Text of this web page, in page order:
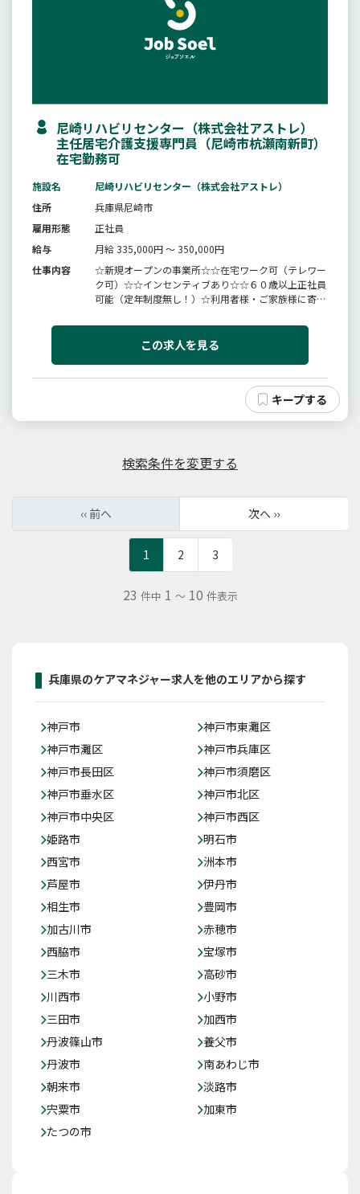
尼崎リハビリセンター（株式会社アストレ）
主任居宅介護支援専門員（尼崎市杭瀬南新町）
在宅勤務可
施設名
尼崎リハビリセンター（株式会社アストレ）
住所
兵庫県尼崎市
雇用形態
正社員
給与
月給 335,000円 ～ 350,000円
仕事内容
☆新規オープンの事業所☆☆在宅ワーク可（テレワー
ク可）☆☆インセンティブあり☆☆６０歳以上正社員
可能（定年制度無し！）☆利用者様・ご家族様に寄り
り、生活全体を支えるケアマネジメントを行っていた
だきます。※在宅ワークも可能です。・ケアプラン作
この求人を見る
検索条件を変更する
‹‹ 前へ 次へ ››
1 2 3
23 件中 1 ～ 10 件表示
兵庫県のケアマネジャー求人を他のエリアから探す
神戸市
神戸市東灘区
神戸市灘区
神戸市兵庫区
神戸市長田区
神戸市須磨区
神戸市垂水区
神戸市北区
神戸市中央区
神戸市西区
姫路市
明石市
西宮市
洲本市
芦屋市
伊丹市
相生市
豊岡市
加古川市
赤穂市
西脇市
宝塚市
三木市
高砂市
川西市
小野市
三田市
加西市
丹波篠山市
養父市
丹波市
南あわじ市
朝来市
淡路市
宍粟市
加東市
たつの市